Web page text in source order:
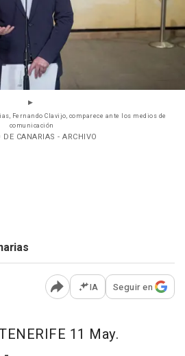
Fernando Clavijo, comparece ante los medios de
comunicación
DE CANARIAS - ARCHIVO
Abrir opciones para
IA Seguir en
11 May.